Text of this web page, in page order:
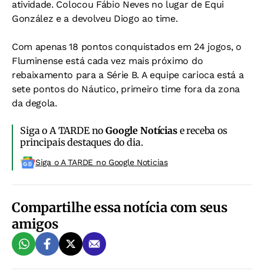
atividade. Colocou Fábio Neves no lugar de Equi
González e a devolveu Diogo ao time.
Com apenas 18 pontos conquistados em 24 jogos, o
Fluminense está cada vez mais próximo do
rebaixamento para a Série B. A equipe carioca está a
sete pontos do Náutico, primeiro time fora da zona
da degola.
Siga o A TARDE noGoogle Notíciase receba os
principais destaques do dia.
Siga o A TARDE no Google Noticias
Compartilhe essa notícia com seus
amigos